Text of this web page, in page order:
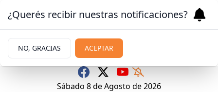
Sábado 8deAgosto de 2026
¿Querés recibir nuestras notificaciones?
NO, GRACIAS ACEPTAR